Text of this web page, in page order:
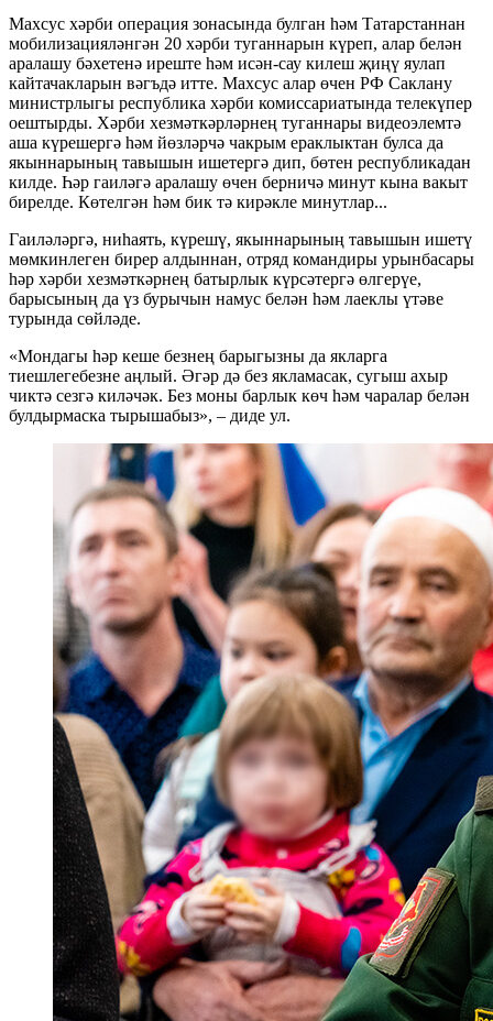
Махсус хәрби операция зонасында булган һәм Татарстаннан
мобилизацияләнгән 20 хәрби туганнарын күреп, алар белән
аралашу бәхетенә иреште һәм исән-сау килеш җиңү яулап
кайтачакларын вәгъдә итте. Махсус алар өчен РФ Саклану
министрлыгы республика хәрби комиссариатында телекүпер
оештырды. Хәрби хезмәткәрләрнең туганнары видеоэлемтә
аша күрешергә һәм йөзләрчә чакрым ераклыктан булса да
якыннарының тавышын ишетергә дип, бөтен республикадан
килде. Һәр гаиләгә аралашу өчен берничә минут кына вакыт
бирелде. Көтелгән һәм бик тә кирәкле минутлар...
Гаиләләргә, ниһаять, күрешү, якыннарының тавышын ишетү
мөмкинлеген бирер алдыннан, отряд командиры урынбасары
һәр хәрби хезмәткәрнең батырлык күрсәтергә өлгерүе,
барысының да үз бурычын намус белән һәм лаеклы үтәве
турында сөйләде.
«Мондагы һәр кеше безнең барыгызны да якларга
тиешлегебезне аңлый. Әгәр дә без якламасак, сугыш ахыр
чиктә сезгә киләчәк. Без моны барлык көч һәм чаралар белән
булдырмаска тырышабыз», – диде ул.